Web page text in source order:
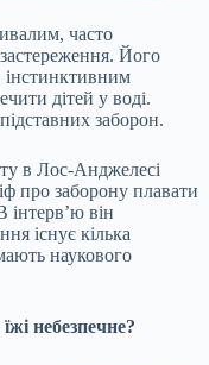
часто
Його
інстинктивним
дітей у воді.
заборон.
в Лос-Анджелесі
про заборону плавати
інтерв’ю він
існує кілька
наукового
небезпечне?